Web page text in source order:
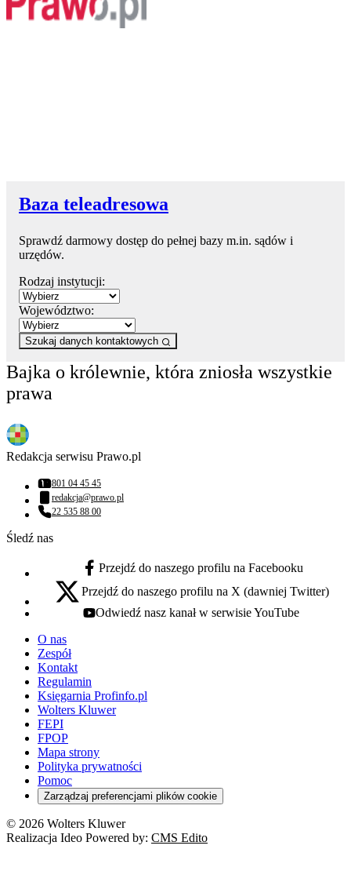
Baza teleadresowa
Sprawdź darmowy dostęp do pełnej bazy m.in. sądów i
urzędów.
Rodzaj instytucji:
Województwo:
Szukaj danych kontaktowych
Bajka o królewnie, która zniosła wszystkie
prawa
Redakcja serwisu Prawo.pl
Numer telefonu:
801 04 45 45
Adres email:
redakcja@prawo.pl
Numer telefonu:
22 535 88 00
Śledź nas
facebook - otwiera się w nowej karcie
Przejdź do naszego profilu na Facebooku
x - otwiera się w nowej karcie
Przejdź do naszego profilu na X (dawniej Twitter)
youtube - otwiera się w nowej karcie
Odwiedź nasz kanał w serwisie YouTube
O nas
Zespół
Kontakt
Regulamin
Księgarnia Profinfo.pl
Wolters Kluwer
FEPI
FPOP
Mapa strony
Polityka prywatności
Pomoc
Zarządzaj preferencjami plików cookie
© 2026 Wolters Kluwer
Realizacja Ideo Powered by: CMS Edito